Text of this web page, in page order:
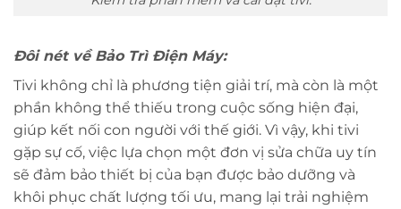
Đôi nét về Bảo Trì Điện Máy:
Tivi không chỉ là phương tiện giải trí, mà còn là một
phần không thể thiếu trong cuộc sống hiện đại,
giúp kết nối con người với thế giới. Vì vậy, khi tivi
gặp sự cố, việc lựa chọn một đơn vị sửa chữa uy tín
sẽ đảm bảo thiết bị của bạn được bảo dưỡng và
khôi phục chất lượng tối ưu, mang lại trải nghiệm